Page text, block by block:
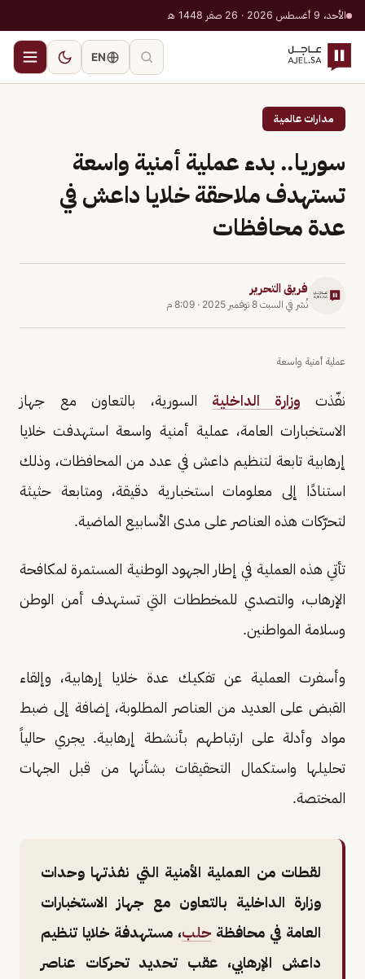
الأحد، 9 أغسطس 2026 · 26 صفر 1448 هـ
EN
مدارات عالمية
سوريا.. بدء عملية أمنية واسعة
تستهدف ملاحقة خلايا داعش في
عدة محافظات
فريق التحرير
نُشر في السبت 8 نوفمبر 2025 · 8:09 م
عملية أمنية واسعة
نفّذت وزارة الداخلية السورية، بالتعاون مع جهاز
الاستخبارات العامة، عملية أمنية واسعة استهدفت خلايا
إرهابية تابعة لتنظيم داعش في عدد من المحافظات، وذلك
استنادًا إلى معلومات استخبارية دقيقة، ومتابعة حثيثة
لتحرّكات هذه العناصر على مدى الأسابيع الماضية.
تأتي هذه العملية في إطار الجهود الوطنية المستمرة لمكافحة
الإرهاب، والتصدي للمخططات التي تستهدف أمن الوطن
وسلامة المواطنين.
وأسفرت العملية عن تفكيك عدة خلايا إرهابية، وإلقاء
القبض على العديد من العناصر المطلوبة، إضافة إلى ضبط
مواد وأدلة على ارتباطهم بأنشطة إرهابية. يجري حالياً
تحليلها واستكمال التحقيقات بشأنها من قبل الجهات
المختصة.
لقطات من العملية الأمنية التي نفذتها وحدات
وزارة الداخلية بالتعاون مع جهاز الاستخبارات
العامة في محافظة حلب، مستهدفة خلايا تنظيم
داعش الإرهابي، عقب تحديد تحركات عناصر